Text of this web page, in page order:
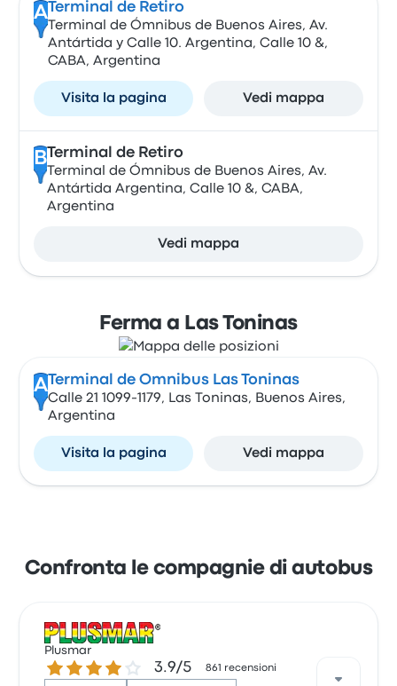
A Terminal de Retiro
Terminal de Ómnibus de Buenos Aires, Av.
Antártida y Calle 10. Argentina, Calle 10 &,
CABA, Argentina
Visita la pagina Vedi mappa
B Terminal de Retiro
Terminal de Ómnibus de Buenos Aires, Av.
Antártida Argentina, Calle 10 &, CABA,
Argentina
Vedi mappa
Ferma a Las Toninas
A Terminal de Omnibus Las Toninas
Calle 21 1099-1179, Las Toninas, Buenos Aires,
Argentina
Visita la pagina Vedi mappa
Confronta le compagnie di autobus
Plusmar
3.9 su 5 stelle 3.9/5 861 recensioni